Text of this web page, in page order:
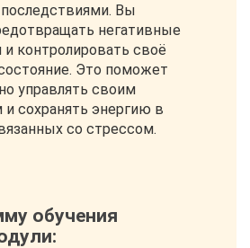
последствиями. Вы
негативные
и контролировать своё
Это поможет
управлять своим
и сохранять энергию в
со стрессом.
обучения